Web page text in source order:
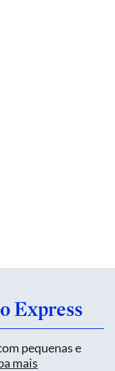
Express
pequenas e
mais